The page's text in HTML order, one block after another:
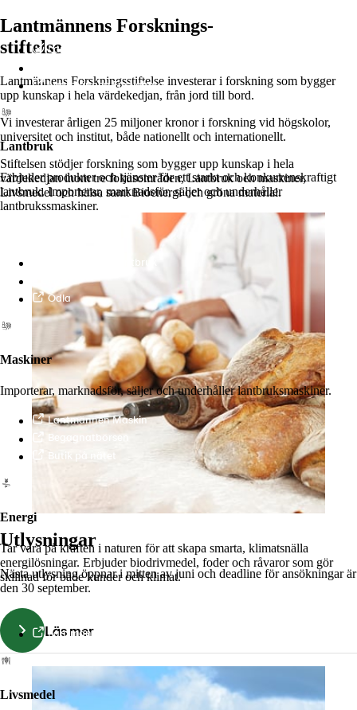
Lantmännen
Lantmännen Fastigheter
Lantbruk
Erbjuder produkter och tjänster för ett starkt och konkurrenskraftigt
lantbruk. Importerar, marknadsför, säljer och underhåller
lantbrukssmaskiner.
Lantmännen Lantbruk
Odla
Maskiner
Importerar, marknadsför, säljer och underhåller lantbruksmaskiner.
Lantmännen Maskin
Begagnatbörsen
Butik på nätet
Energi
Tar vara på kraften i naturen för att skapa smarta, klimatsnälla
energilösningar. Erbjuder biodrivmedel, foder och råvaror som gör
skillnad för både kunder och klimat.
Lantmännen Biorefineries
Livsmedel
Lantmännens Forsknings-
stiftelse
Lantmännens Forskningsstiftelse investerar i forskning som bygger
upp kunskap i hela värdekedjan, från jord till bord.
Vi investerar årligen 25 miljoner kronor i forskning vid högskolor,
universitet och institut, både nationellt och internationellt.
Stiftelsen stödjer forskning som bygger upp kunskap i hela
värdekedjan inom tre fokusområden, Lantbruk och maskiner,
Livsmedel och hälsa samt Bioenergi och gröna material.
Utlysningar
Nästa utlysning öppnar i mitten av juni och deadline för ansökningar är
den 30 september.
Läs mer